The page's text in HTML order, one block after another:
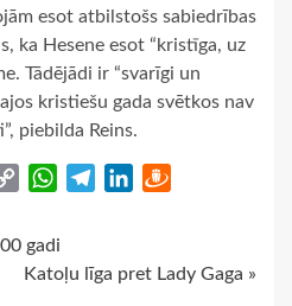
esot atbilstošs sabiedrības
ka Hesene esot “kristīga, uz
Tādējādi ir “svarīgi un
kristiešu gada svētkos nav
piebilda Reins.
Copy
WhatsApp
TelegramLinkedIn
gadi
Katoļu līga pret Lady Gaga »